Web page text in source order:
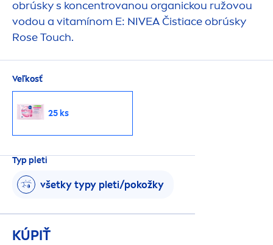
obrúsky s koncentrovanou organickou ružovou
vodou a vitamínom E: NIVEA Čistiace obrúsky
RoseTouch.
Veľkosť
25 ks
Typ pleti
všetky typy pleti/pokožky
KÚPIŤ